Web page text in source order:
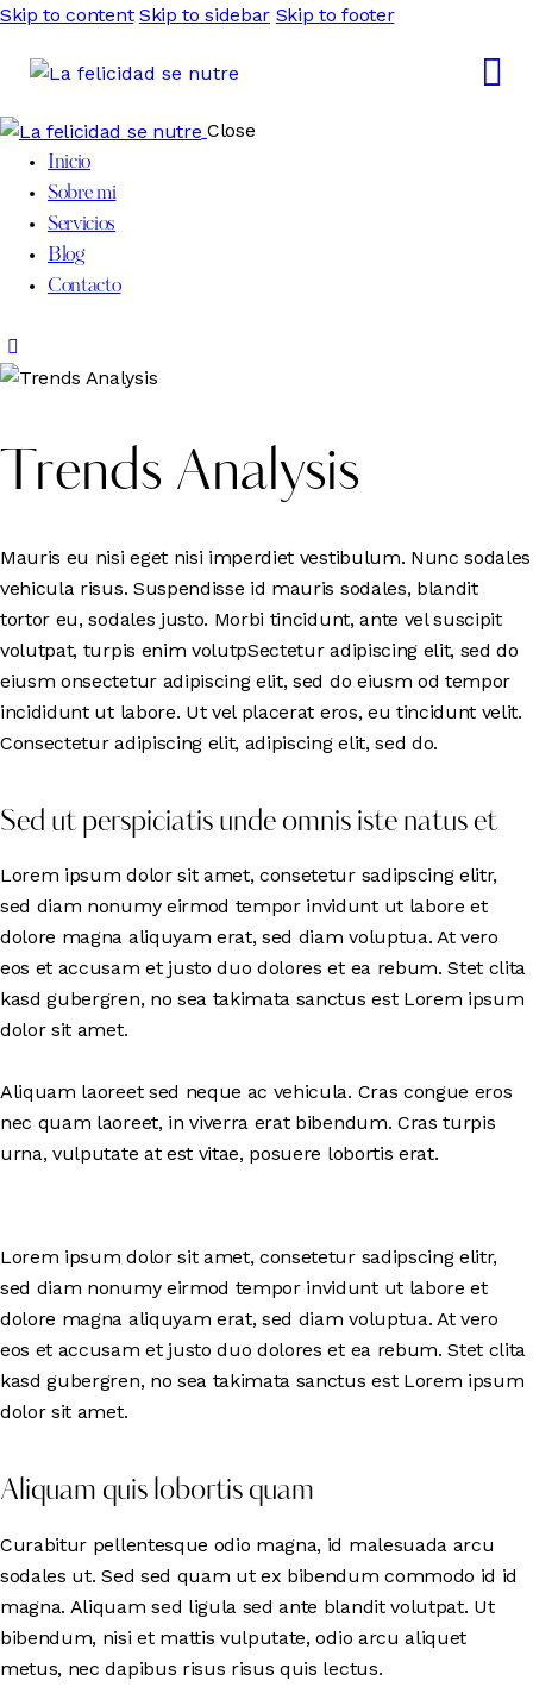
Skip to content Skip to sidebar Skip to footer
Close
Inicio
Sobre mi
Servicios
Blog
Contacto
Trends Analysis
Mauris eu nisi eget nisi imperdiet vestibulum. Nunc sodales
vehicula risus. Suspendisse id mauris sodales, blandit
tortor eu, sodales justo. Morbi tincidunt, ante vel suscipit
volutpat, turpis enim volutpSectetur adipiscing elit, sed do
eiusm onsectetur adipiscing elit, sed do eiusm od tempor
incididunt ut labore. Ut vel placerat eros, eu tincidunt velit.
Consectetur adipiscing elit, adipiscing elit, sed do.
Sed ut perspiciatis unde omnis iste natus et
Lorem ipsum dolor sit amet, consetetur sadipscing elitr,
sed diam nonumy eirmod tempor invidunt ut labore et
dolore magna aliquyam erat, sed diam voluptua. At vero
eos et accusam et justo duo dolores et ea rebum. Stet clita
kasd gubergren, no sea takimata sanctus est Lorem ipsum
dolor sit amet.
Aliquam laoreet sed neque ac vehicula. Cras congue eros
nec quam laoreet, in viverra erat bibendum. Cras turpis
urna, vulputate at est vitae, posuere lobortis erat.
Lorem ipsum dolor sit amet, consetetur sadipscing elitr,
sed diam nonumy eirmod tempor invidunt ut labore et
dolore magna aliquyam erat, sed diam voluptua. At vero
eos et accusam et justo duo dolores et ea rebum. Stet clita
kasd gubergren, no sea takimata sanctus est Lorem ipsum
dolor sit amet.
Aliquam quis lobortis quam
Curabitur pellentesque odio magna, id malesuada arcu
sodales ut. Sed sed quam ut ex bibendum commodo id id
magna. Aliquam sed ligula sed ante blandit volutpat. Ut
bibendum, nisi et mattis vulputate, odio arcu aliquet
metus, nec dapibus risus risus quis lectus.